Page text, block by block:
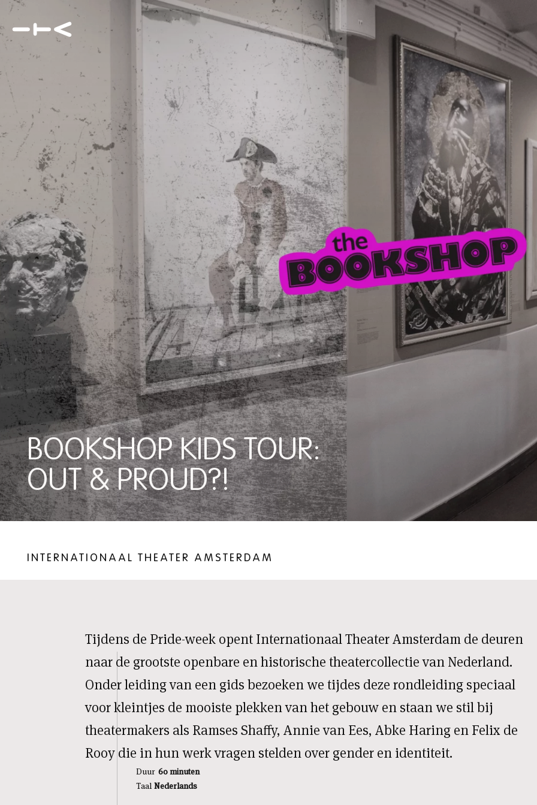
BOOKSHOP KIDS TOUR:
OUT & PROUD?!
BOOKSHOP KIDS TOUR: OUT & PROUD?!
INTERNATIONAAL THEATER AMSTERDAM
Tijdens de Pride-week opent Internationaal Theater Amsterdam de deuren
naar de grootste openbare en historische theatercollectie van Nederland.
Onder leiding van een gids bezoeken we tijdes deze rondleiding speciaal
voor kleintjes de mooiste plekken van het gebouw en staan we stil bij
theatermakers als Ramses Shaffy, Annie van Ees, Abke Haring en Felix de
Rooy die in hun werk vragen stelden over gender en identiteit.
Duur 60 minuten
Taal Nederlands